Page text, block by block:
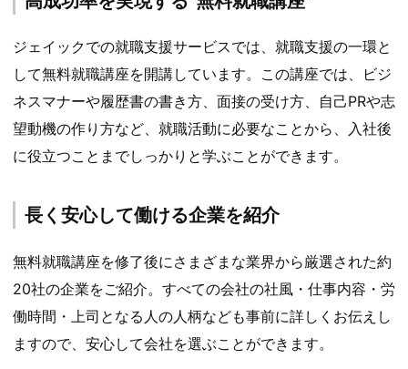
ジェイックでの就職支援サービスでは、就職支援の一環と
して無料就職講座を開講しています。この講座では、ビジ
ネスマナーや履歴書の書き方、面接の受け方、自己PRや志
望動機の作り方など、就職活動に必要なことから、入社後
に役立つことまでしっかりと学ぶことができます。
長く安心して働ける企業を紹介
無料就職講座を修了後にさまざまな業界から厳選された約
20社の企業をご紹介。すべての会社の社風・仕事内容・労
働時間・上司となる人の人柄なども事前に詳しくお伝えし
ますので、安心して会社を選ぶことができます。